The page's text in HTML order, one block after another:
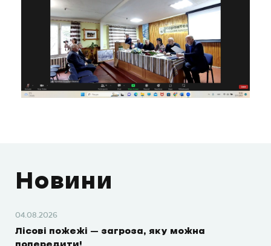
Новини
04.08.2026
Лісові пожежі – загроза, яку можна
попередити!